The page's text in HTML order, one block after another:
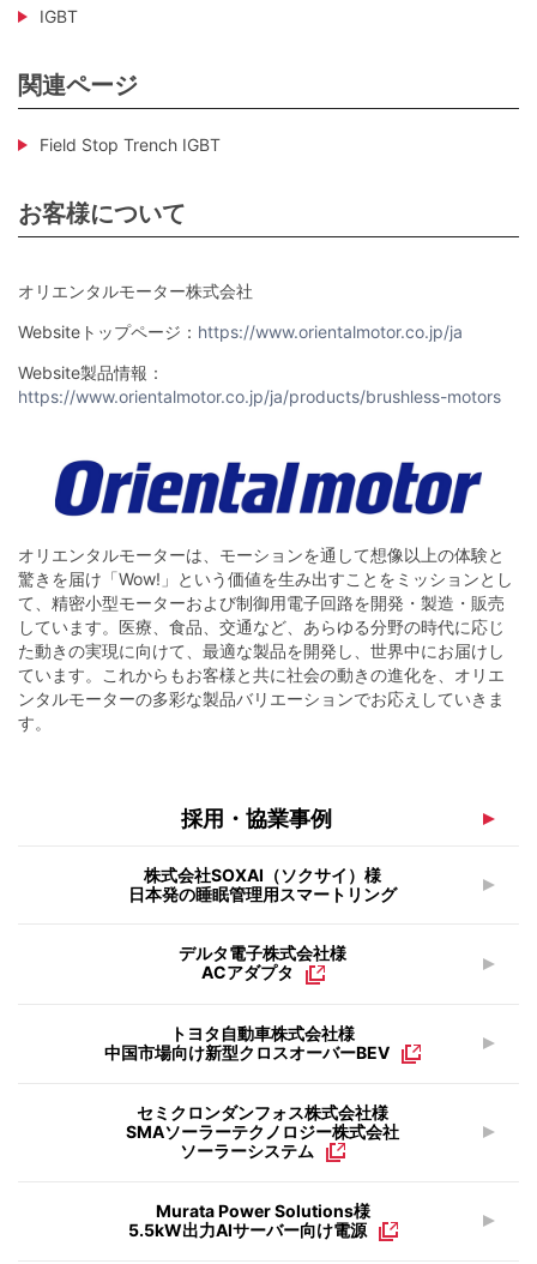
IGBT
関連ページ
Field Stop Trench IGBT
お客様について
オリエンタルモーター株式会社
Websiteトップページ： https://www.orientalmotor.co.jp/ja
Website製品情報：
https://www.orientalmotor.co.jp/ja/products/brushless-motors
オリエンタルモーターは、モーションを通して想像以上の体験と
驚きを届け「Wow!」という価値を生み出すことをミッションとし
て、精密小型モーターおよび制御用電子回路を開発・製造・販売
しています。医療、食品、交通など、あらゆる分野の時代に応じ
た動きの実現に向けて、最適な製品を開発し、世界中にお届けし
ています。これからもお客様と共に社会の動きの進化を、オリエ
ンタルモーターの多彩な製品バリエーションでお応えしていきま
す。
採用・協業事例
株式会社SOXAI（ソクサイ）様
日本発の睡眠管理用スマートリング
デルタ電子株式会社様
ACアダプタ
トヨタ自動車株式会社様
中国市場向け新型クロスオーバーBEV
セミクロンダンフォス株式会社様
SMAソーラーテクノロジー株式会社
ソーラーシステム
Murata Power Solutions様
5.5kW出力AIサーバー向け電源